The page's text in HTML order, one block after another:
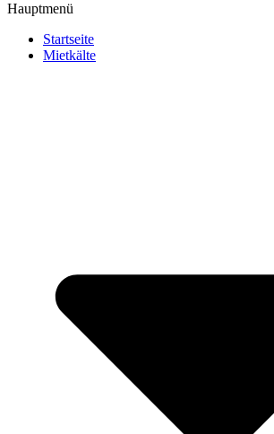
Hauptmenü
Startseite
Mietkälte